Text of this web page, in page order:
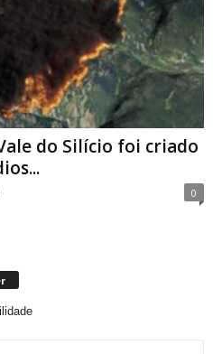
do Silício foi criado
0